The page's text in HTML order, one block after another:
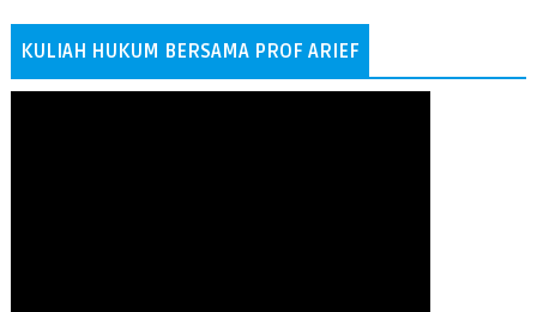
KULIAH HUKUM BERSAMA PROF ARIEF